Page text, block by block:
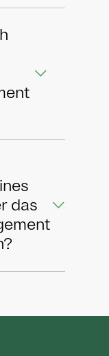
das